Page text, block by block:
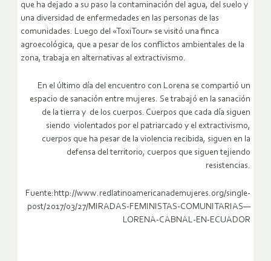
que ha dejado a su paso la contaminación del agua, del suelo y
una diversidad de enfermedades en las personas de las
comunidades. Luego del «ToxiTour» se visitó una finca
agroecológica, que a pesar de los conflictos ambientales de la
zona, trabaja en alternativas al extractivismo.
En el último día del encuentro con Lorena se compartió un
espacio de sanación entre mujeres. Se trabajó en la sanación
de la tierra y de los cuerpos. Cuerpos que cada día siguen
siendo violentados por el patriarcado y el extractivismo,
cuerpos que ha pesar de la violencia recibida, siguen en la
defensa del territorio, cuerpos que siguen tejiendo
resistencias.
Fuente:http://www.redlatinoamericanademujeres.org/single-
post/2017/03/27/MIRADAS-FEMINISTAS-COMUNITARIAS—
LORENA-CABNAL-EN-ECUADOR